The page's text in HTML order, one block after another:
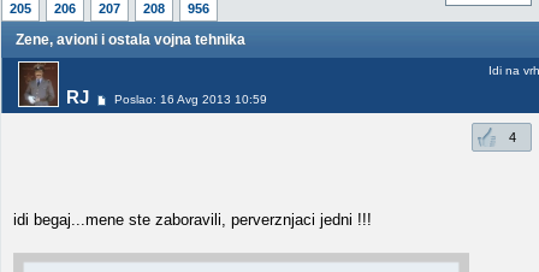
205
206 207 208 956
Zene, avioni i ostala vojna tehnika
RJ Poslao: 16 Avg 2013 10:59
Idi na vrh
4
idi begaj...mene ste zaboravili, perverznjaci jedni !!!